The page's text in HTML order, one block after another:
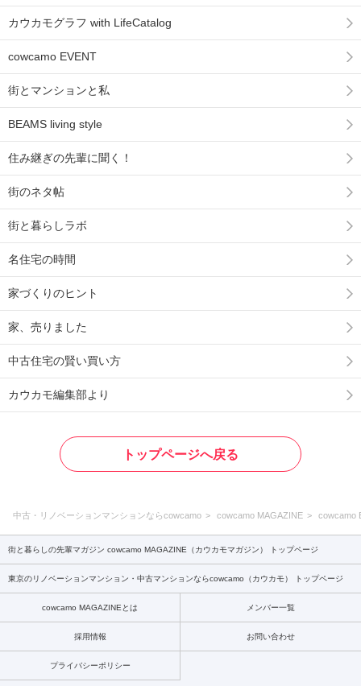
カウカモグラフ with LifeCatalog
cowcamo EVENT
街とマンションと私
BEAMS living style
住み継ぎの先輩に聞く！
街のネタ帖
街と暮らしラボ
名住宅の時間
家づくりのヒント
家、売りました
中古住宅の賢い買い方
カウカモ編集部より
トップページへ戻る
中古・リノベーションマンションならcowcamo cowcamo MAGAZINE cowcamo
街と暮らしの先輩マガジン cowcamo MAGAZINE（カウカモマガジン） トップページ
東京のリノベーションマンション・中古マンションならcowcamo（カウカモ） トップページ
cowcamo MAGAZINEとは メンバー一覧
採用情報 お問い合わせ
プライバシーポリシー